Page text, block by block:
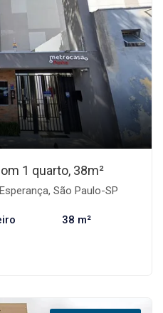
1 quarto, 38m²
São Paulo-SP
38 m²